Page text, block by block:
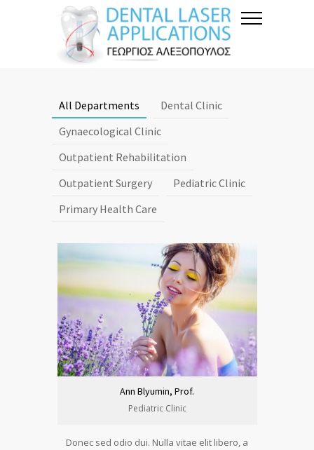
All Departments
Dental Clinic
Gynaecological Clinic
Outpatient Rehabilitation
Outpatient Surgery
Pediatric Clinic
Primary Health Care
Ann Blyumin, Prof.
Pediatric Clinic
Donec sed odio dui. Nulla vitae elit libero, a